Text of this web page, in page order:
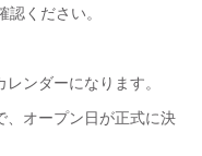
ください。
ンダーになります。
、オープン日が正式に決